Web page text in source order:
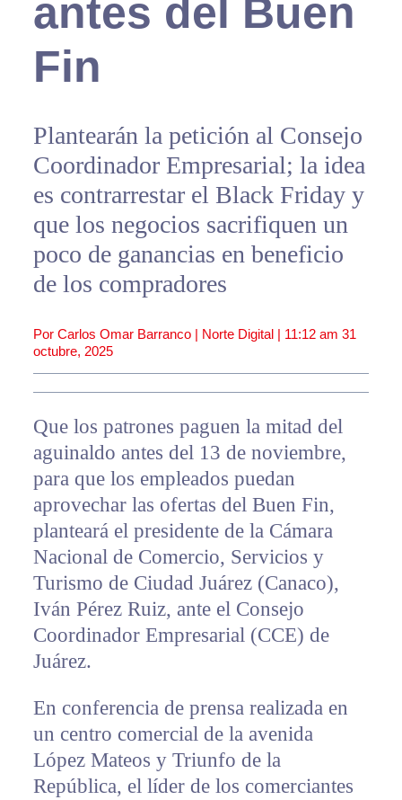
antes del Buen
Fin
Plantearán la petición al Consejo
Coordinador Empresarial; la idea
es contrarrestar el Black Friday y
que los negocios sacrifiquen un
poco de ganancias en beneficio
de los compradores
Por Carlos Omar Barranco | Norte Digital | 11:12 am 31
octubre, 2025
Que los patrones paguen la mitad del
aguinaldo antes del 13 de noviembre,
para que los empleados puedan
aprovechar las ofertas del Buen Fin,
planteará el presidente de la Cámara
Nacional de Comercio, Servicios y
Turismo de Ciudad Juárez (Canaco),
Iván Pérez Ruiz, ante el Consejo
Coordinador Empresarial (CCE) de
Juárez.
En conferencia de prensa realizada en
un centro comercial de la avenida
López Mateos y Triunfo de la
República, el líder de los comerciantes